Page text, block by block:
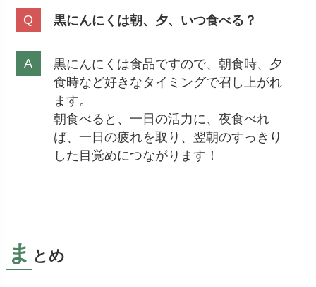
黒にんにくは朝、夕、いつ食べる？
黒にんにくは食品ですので、朝食時、夕
食時など好きなタイミングで召し上がれ
ます。
朝食べると、一日の活力に、夜食べれ
ば、一日の疲れを取り、翌朝のすっきり
した目覚めにつながります！
ま とめ